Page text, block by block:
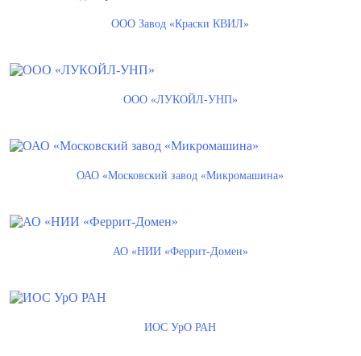
ООО Завод «Краски КВИЛ»
ООО «ЛУКОЙЛ-УНП»
ОАО «Московский завод «Микромашина»
АО «НИИ «Феррит-Домен»
ИОС УрО РАН